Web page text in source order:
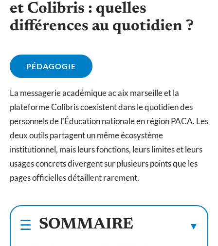
et Colibris : quelles
différences au quotidien ?
PÉDAGOGIE
La messagerie académique ac aix marseille et la
plateforme Colibris coexistent dans le quotidien des
personnels de l’Éducation nationale en région PACA. Les
deux outils partagent un même écosystème
institutionnel, mais leurs fonctions, leurs limites et leurs
usages concrets divergent sur plusieurs points que les
pages officielles détaillent rarement.
SOMMAIRE